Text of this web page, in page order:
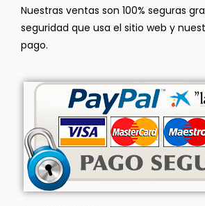
Nuestras ventas son 100% seguras
seguridad que usa el sitio web y
pago.